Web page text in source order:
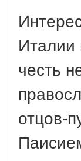
Италии
честь
отцов-